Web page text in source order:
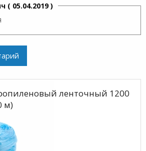
( 05.04.2019 )
ленточный 1200
м)